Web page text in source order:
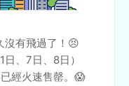
沒有飛過了！😣
、7日、8日）
經火速售罄。😱